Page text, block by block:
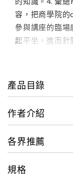
容，把商學院
參與講座的臨
起平坐，進而針
你快速規劃事
人士不容錯過
銷、創新、
向成功的終極
變的世界，一
或是部門創新
的早稻田商學院
產品目錄
作者介紹
各界推薦
規格